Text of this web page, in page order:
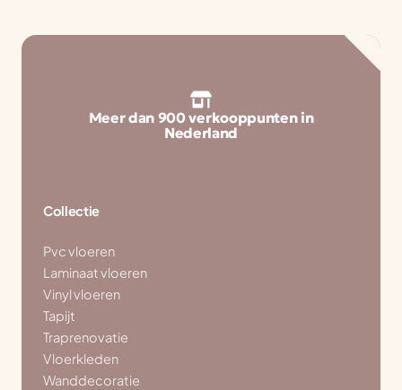
Meer dan 900 verkooppunten in
Nederland
Collectie
Pvc vloeren
Laminaat vloeren
Vinyl vloeren
Tapijt
Traprenovatie
Vloerkleden
Wanddecoratie